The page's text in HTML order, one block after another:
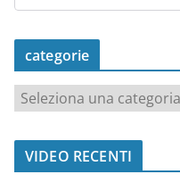
categorie
t
VIDEO RECENTI